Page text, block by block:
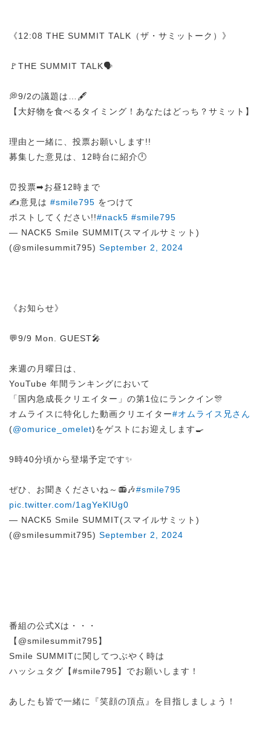
《12:08 THE SUMMIT TALK（ザ・サミットーク）》
🚩THE SUMMIT TALK🗣️
💭9/2の議題は…🖋️
【大好物を食べるタイミング！あなたはどっち？サミット】
理由と一緒に、投票お願いします!!
募集した意見は、12時台に紹介🕛
⏰投票➡︎お昼12時まで
✍️意見は #smile795 をつけて
ポストしてください!!#nack5 #smile795
— NACK5 Smile SUMMIT(スマイルサミット)
(@smilesummit795) September 2, 2024
《お知らせ》
💬9/9 Mon. GUEST🎤
来週の月曜日は、
YouTube 年間ランキングにおいて
「国内急成長クリエイター」の第1位にランクイン🎊
オムライスに特化した動画クリエイター#オムライス兄さん
(@omurice_omelet)をゲストにお迎えします🍳
9時40分頃から登場予定です✨
ぜひ、お聞きくださいね～📻🎶#smile795
pic.twitter.com/1agYeKlUg0
— NACK5 Smile SUMMIT(スマイルサミット)
(@smilesummit795) September 2, 2024
番組の公式Xは・・・
【@smilesummit795】
Smile SUMMITに関してつぶやく時は
ハッシュタグ【#smile795】でお願いします！
あしたも皆で一緒に『笑顔の頂点』を目指しましょう！